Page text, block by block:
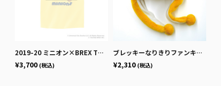
2019-20 ミニオン×BREX Tシャツ (イエロー) 【子どもサイズ】
¥3,700 (税込)
ブレッキーなりきりファンキャップ
¥2,310 (税込)